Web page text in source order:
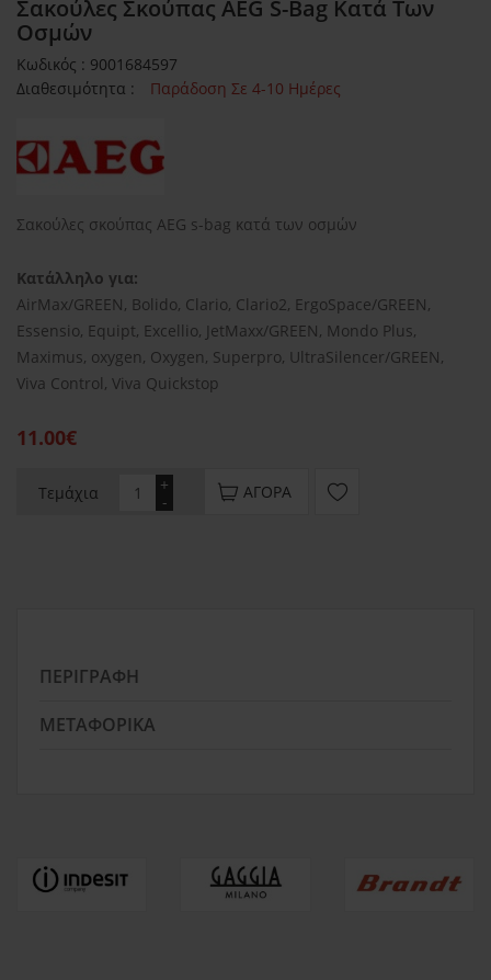
Σακούλες Σκούπας AEG S-Bag Κατά Των
Οσμών
Κωδικός : 9001684597
Διαθεσιμότητα :
Παράδοση Σε 4-10 Ημέρες
Σακούλες σκούπας AEG s-bag κατά των οσμών
Κατάλληλο για:
AirMax/GREEN, Bolido, Clario, Clario2, ErgoSpace/GREEN,
Essensio, Equipt, Excellio, JetMaxx/GREEN, Mondo Plus,
Maximus, oxygen, Oxygen, Superpro, UltraSilencer/GREEN,
Viva Control, Viva Quickstop
11.00€
Τεμάχια -
+ ΑΓΟΡΆ
ΠΕΡΙΓΡΑΦΉ
ΜΕΤΑΦΟΡΙΚΆ